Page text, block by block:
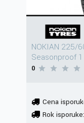
NOKIAN 225/
Seasonproof 1
0
Cena
Rok isporuke: